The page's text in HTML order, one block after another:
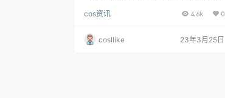
部作品，我们的沫沫妹子 呢相信各位老铁都
所津津乐道。言归正传，来到本期的作品介
绍，一听.
cos资讯 4.6k 0
cosllike 23年3月25日